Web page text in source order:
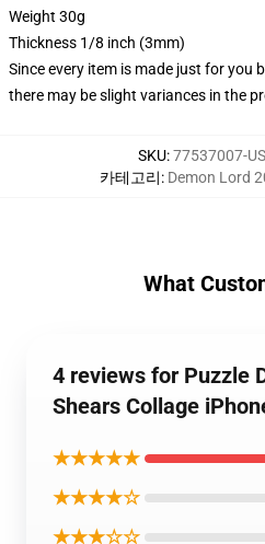
Weight 30g
Thickness 1/8 inch (3mm)
Since every item is made just for you
there may be slight variances in the
SKU:77537007-
카테고리: Demon Lord
What
4 reviews for Puzzle
Shears Collage
★★★★★
★★★★☆
★★★☆☆